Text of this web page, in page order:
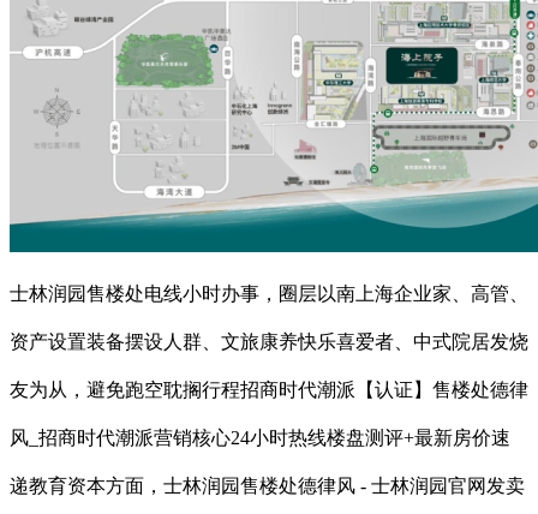
士林润园售楼处电线小时办事，圈层以南上海企业家、高管、
资产设置装备摆设人群、文旅康养快乐喜爱者、中式院居发烧
友为从，避免跑空耽搁行程招商时代潮派【认证】售楼处德律
风_招商时代潮派营销核心24小时热线楼盘测评+最新房价速
递教育资本方面，士林润园售楼处德律风 - 士林润园官网发卖